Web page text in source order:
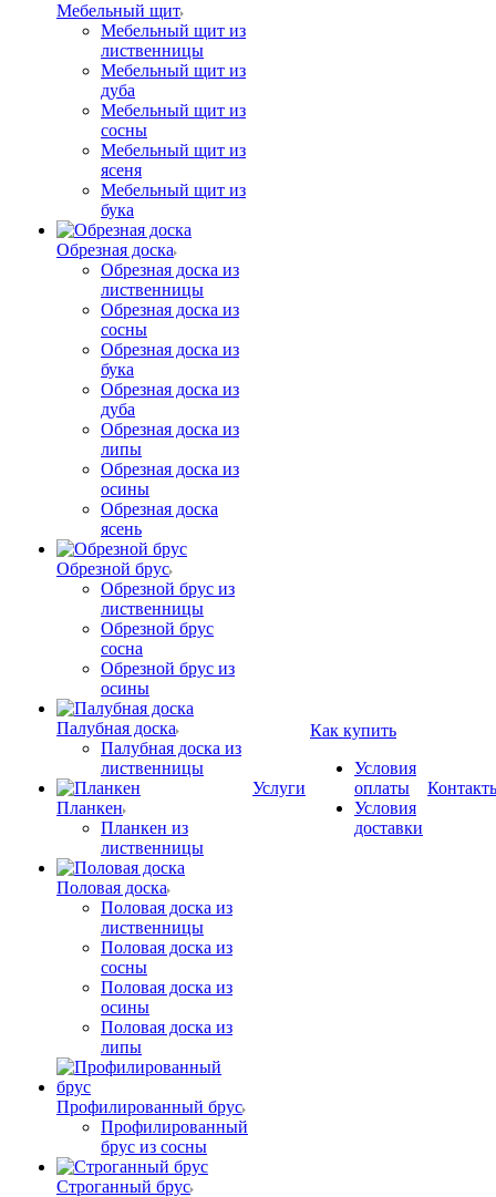
Мебельный щит
Мебельный щит из
лиственницы
Мебельный щит из
дуба
Мебельный щит из
сосны
Мебельный щит из
ясеня
Мебельный щит из
бука
Обрезная доска
Обрезная доска из
лиственницы
Обрезная доска из
сосны
Обрезная доска из
бука
Обрезная доска из
дуба
Обрезная доска из
липы
Обрезная доска из
осины
Обрезная доска
ясень
Обрезной брус
Обрезной брус из
лиственницы
Обрезной брус
сосна
Обрезной брус из
осины
Палубная доска
Палубная доска из
лиственницы
Планкен
Планкен из
лиственницы
Половая доска
Половая доска из
лиственницы
Половая доска из
сосны
Половая доска из
осины
Половая доска из
липы
Профилированный брус
Профилированный
брус из сосны
Строганный брус
Услуги
Как купить
Условия
оплаты
Условия
доставки